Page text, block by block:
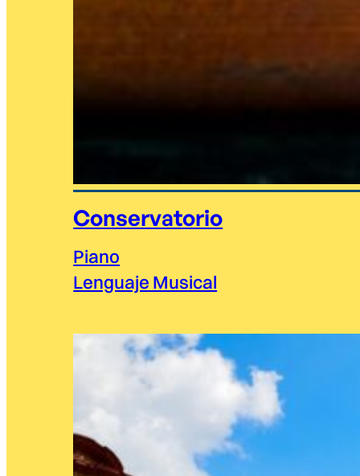
Conservatorio
Piano
Lenguaje Musical